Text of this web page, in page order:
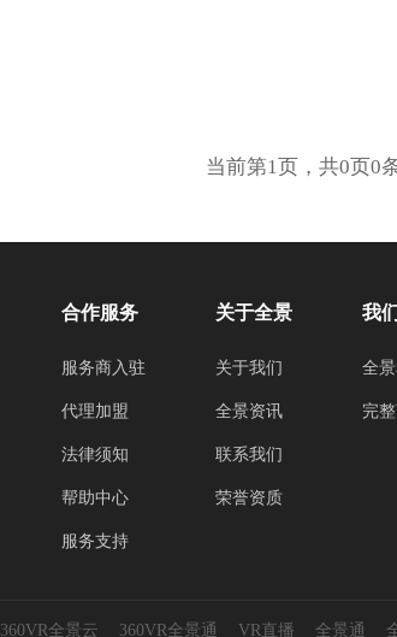
当前第1页，共0页0
合作服务
服务商入驻
代理加盟
法律须知
帮助中心
服务支持
关于全景
关于我们
全景资讯
联系我们
荣誉资质
我
全
完
360VR全景云 360VR全景通 VR直播 全景通